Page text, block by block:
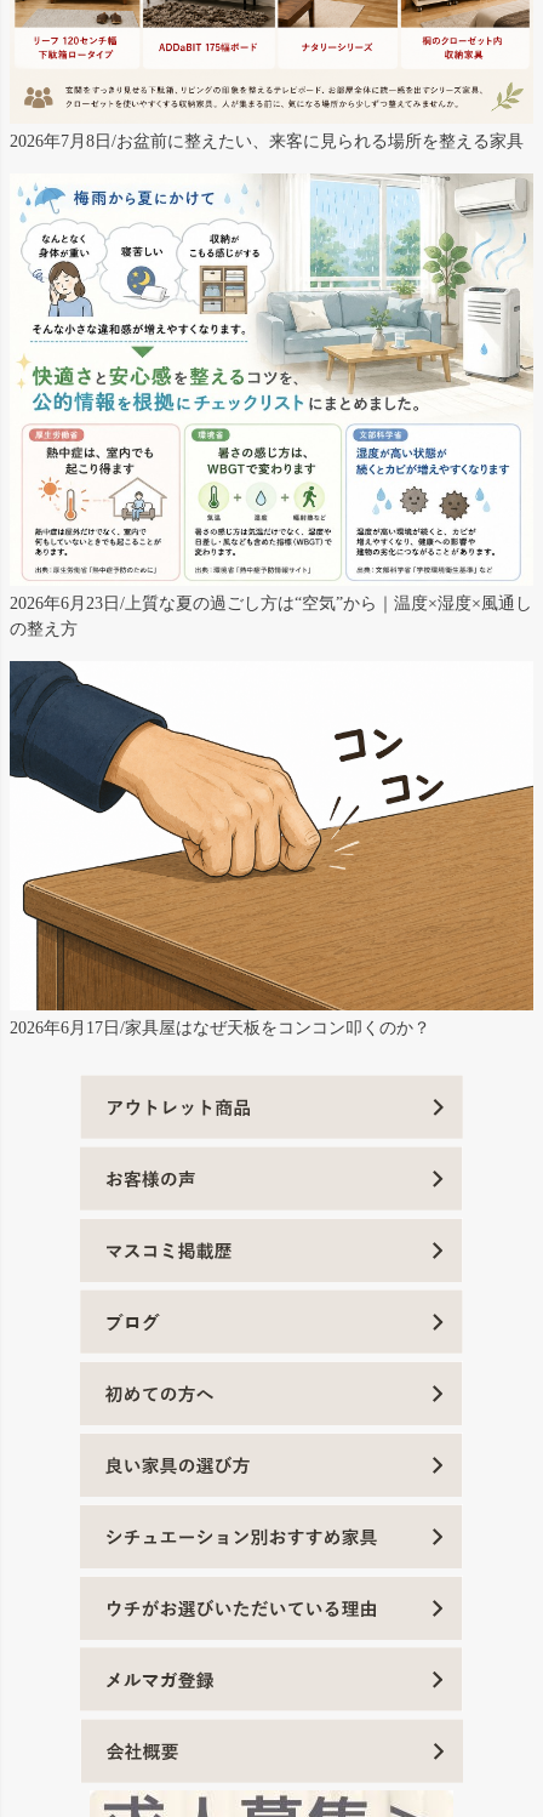
2026年7月8日/お盆前に整えたい、来客に見られる場所を整える家具
2026年6月23日/上質な夏の過ごし方は“空気”から｜温度×湿度×風通し
の整え方
2026年6月17日/家具屋はなぜ天板をコンコン叩くのか？